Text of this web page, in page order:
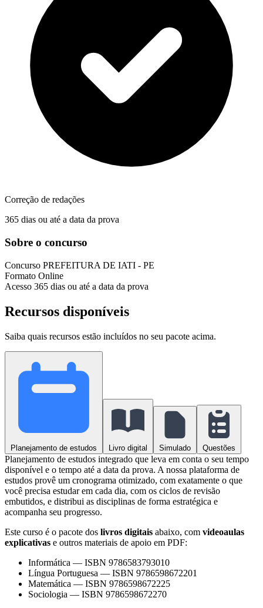
Correção de redações
365 dias ou até a data da prova
Sobre o concurso
Concurso PREFEITURA DE IATI - PE
Formato Online
Acesso 365 dias ou até a data da prova
Recursos disponíveis
Saiba quais recursos estão incluídos no seu pacote acima.
Planejamento de estudos Livro digital Simulado Questões
Planejamento de estudos integrado que leva em conta o seu tempo
disponível e o tempo até a data da prova. A nossa plataforma de
estudos provê um cronograma otimizado, com exatamente o que
você precisa estudar em cada dia, com os ciclos de revisão
embutidos, e distribui as disciplinas de forma estratégica e
acompanha seu progresso.
Este curso é o pacote dos livros digitais abaixo, com videoaulas
explicativas e outros materiais de apoio em PDF:
Informática — ISBN 9786583793010
Língua Portuguesa — ISBN 9786598672201
Matemática — ISBN 9786598672225
Sociologia — ISBN 9786598672270